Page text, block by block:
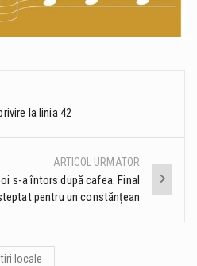
la linia 42
ARTICOL URMATOR
s-a întors după cafea. Final
pentru un constănțean
locale